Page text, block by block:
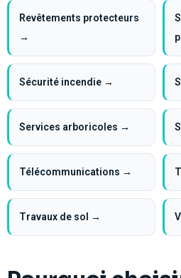
Revêtements protecteurs
→
Sécurité incendie →
Services arboricoles →
Télécommunications →
Travaux de sol →